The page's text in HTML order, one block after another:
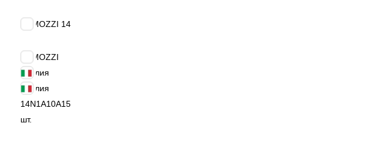
CAMOZZI 14
CAMOZZI
Италия
Италия
14N1A10A15
шт.